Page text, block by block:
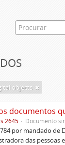
objects
documentos
Documento
por mandado de
das pessoas